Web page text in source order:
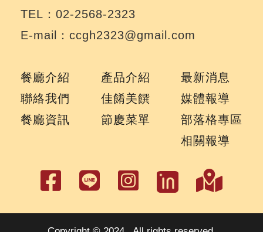
TEL：02-2568-2323
E-mail：ccgh2323@gmail.com
餐廳介紹
聯絡我們
餐廳資訊
產品介紹
佳餚美饌
節慶菜單
最新消息
媒體報導
部落格專區
相關報導